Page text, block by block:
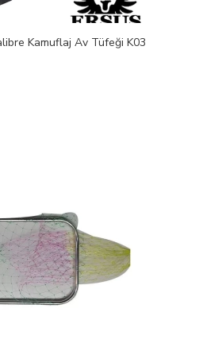
Kamuflaj Av Tüfeği K03